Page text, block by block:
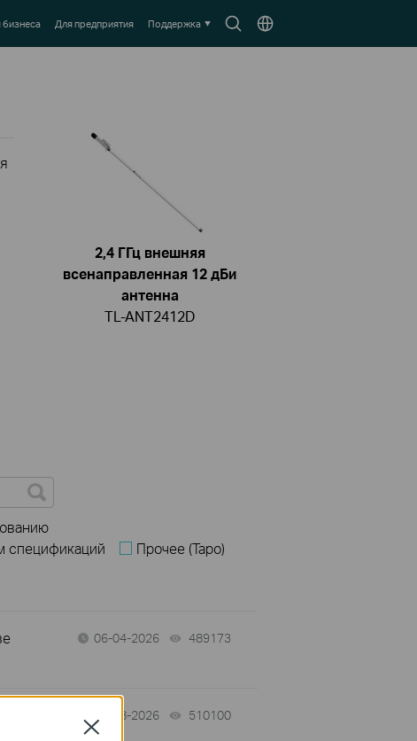
SearchВыберите
бизнеса Для предприятия Поддержка
2,4 ГГц внешняя
всенаправленная 12 дБи
антенна
TL-ANT2412D
спецификаций
Прочее (Tapo)
06-04-2026 489173
04-08-2026 510100
Close